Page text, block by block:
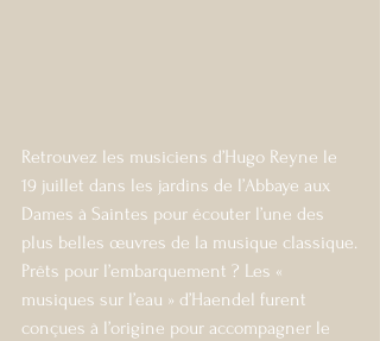
Retrouvez les musiciens d’Hugo Reyne le
19 juillet dans les jardins de l’Abbaye aux
Dames à Saintes pour écouter l’une des
plus belles œuvres de la musique classique.
Prêts pour l’embarquement ? Les «
musiques sur l’eau » d’Haendel furent
conçues à l’origine pour accompagner le